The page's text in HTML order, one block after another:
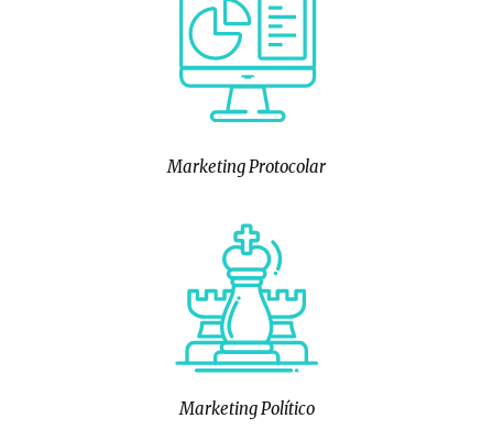
Marketing Protocolar
Marketing Político